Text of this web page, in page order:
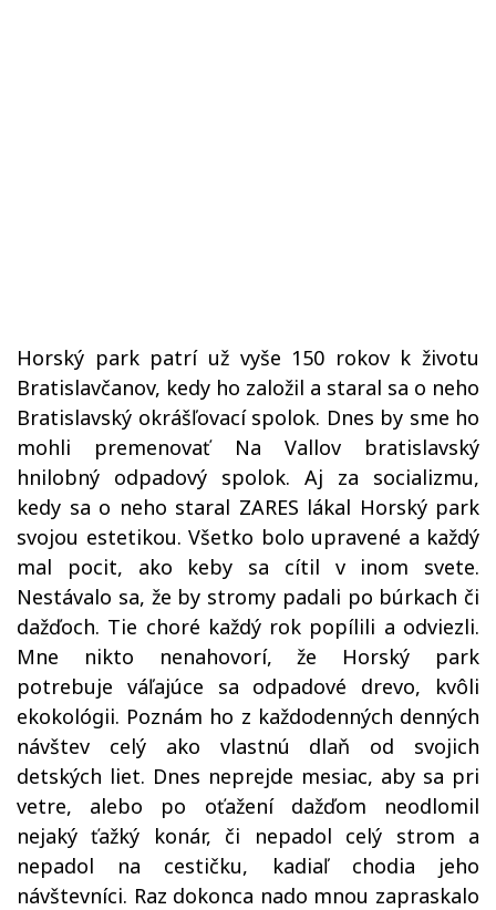
Horský park patrí už vyše 150 rokov k životu
Bratislavčanov, kedy ho založil a staral sa o neho
Bratislavský okrášľovací spolok. Dnes by sme ho
mohli premenovať Na Vallov bratislavský
hnilobný odpadový spolok. Aj za socializmu,
kedy sa o neho staral ZARES lákal Horský park
svojou estetikou. Všetko bolo upravené a každý
mal pocit, ako keby sa cítil v inom svete.
Nestávalo sa, že by stromy padali po búrkach či
dažďoch. Tie choré každý rok popílili a odviezli.
Mne nikto nenahovorí, že Horský park
potrebuje váľajúce sa odpadové drevo, kvôli
ekokológii. Poznám ho z každodenných denných
návštev celý ako vlastnú dlaň od svojich
detských liet. Dnes neprejde mesiac, aby sa pri
vetre, alebo po oťažení dažďom neodlomil
nejaký ťažký konár, či nepadol celý strom a
nepadol na cestičku, kadiaľ chodia jeho
návštevníci. Raz dokonca nado mnou zapraskalo